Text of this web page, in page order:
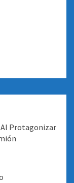
Al Protagonizar